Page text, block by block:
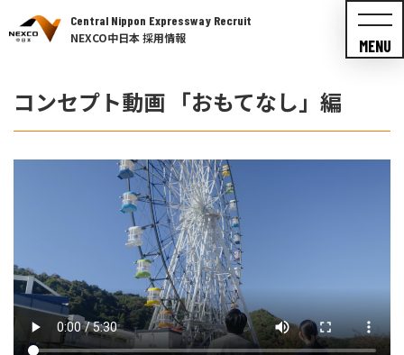
Central Nippon Expressway Recruit
NEXCO中日本 採用情報
MENU
コンセプト動画 「おもてなし」編